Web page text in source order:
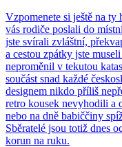
Vzpomenete si ještě na ty
vás rodiče poslali do
jste svírali zvláštní,
a cestou zpátky jste
neproměnil v tekutou
součást snad každé
designem nikdo příliš
retro kousek nevyhodili a
nebo na dně babiččiny
Sběratelé jsou totiž dnes
korun na ruku.